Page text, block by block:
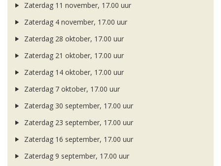
Zaterdag 11 november, 17.00 uur
Zaterdag 4 november, 17.00 uur
Zaterdag 28 oktober, 17.00 uur
Zaterdag 21 oktober, 17.00 uur
Zaterdag 14 oktober, 17.00 uur
Zaterdag 7 oktober, 17.00 uur
Zaterdag 30 september, 17.00 uur
Zaterdag 23 september, 17.00 uur
Zaterdag 16 september, 17.00 uur
Zaterdag 9 september, 17.00 uur